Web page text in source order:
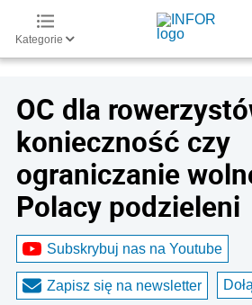
Kategorie
OC dla
konieczność czy
ograniczanie
Polacy podzieleni
Subskrybuj nas na Youtube
Zapisz się na newsletter